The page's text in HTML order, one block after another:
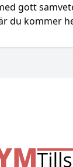
gott
du kommer